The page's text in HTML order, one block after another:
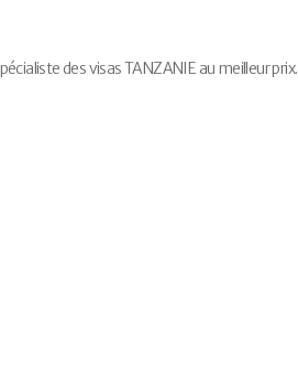
des visas TANZANIE au meilleur prix.